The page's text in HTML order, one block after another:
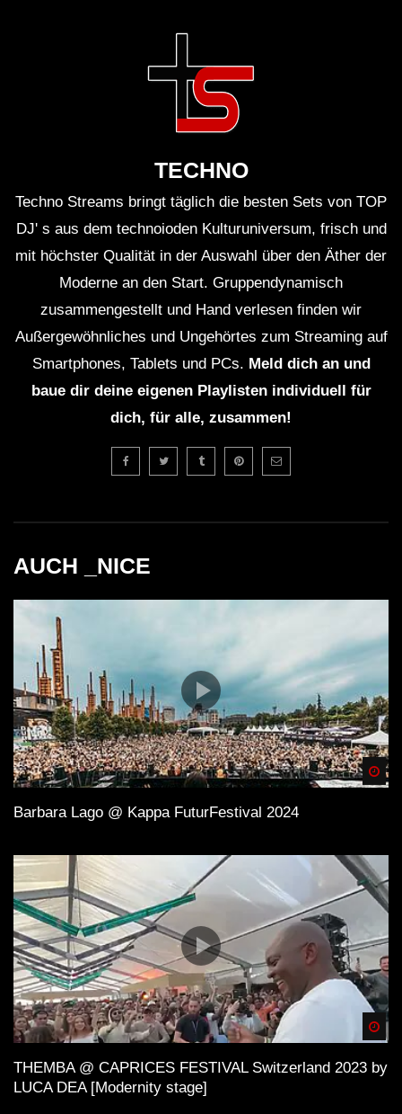
TECHNO
Techno Streams bringt täglich die besten Sets von TOP
DJ' s aus dem technoioden Kulturuniversum, frisch und
mit höchster Qualität in der Auswahl über den Äther der
Moderne an den Start. Gruppendynamisch
zusammengestellt und Hand verlesen finden wir
Außergewöhnliches und Ungehörtes zum Streaming auf
Smartphones, Tablets und PCs. Meld dich an und
baue dir deine eigenen Playlisten individuell für
dich, für alle, zusammen!
AUCH _NICE
Barbara Lago @ Kappa FuturFestival 2024
THEMBA @ CAPRICES FESTIVAL Switzerland 2023 by
LUCA DEA [Modernity stage]